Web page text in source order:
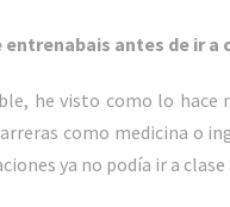
entrenabais antes de ir
he visto como lo hace
como medicina o
ya no podía ir a